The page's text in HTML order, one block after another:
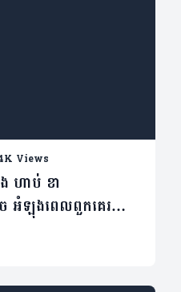
Views
ហាប់ ខា
ច អំឡុងពេលពួកគេរត់